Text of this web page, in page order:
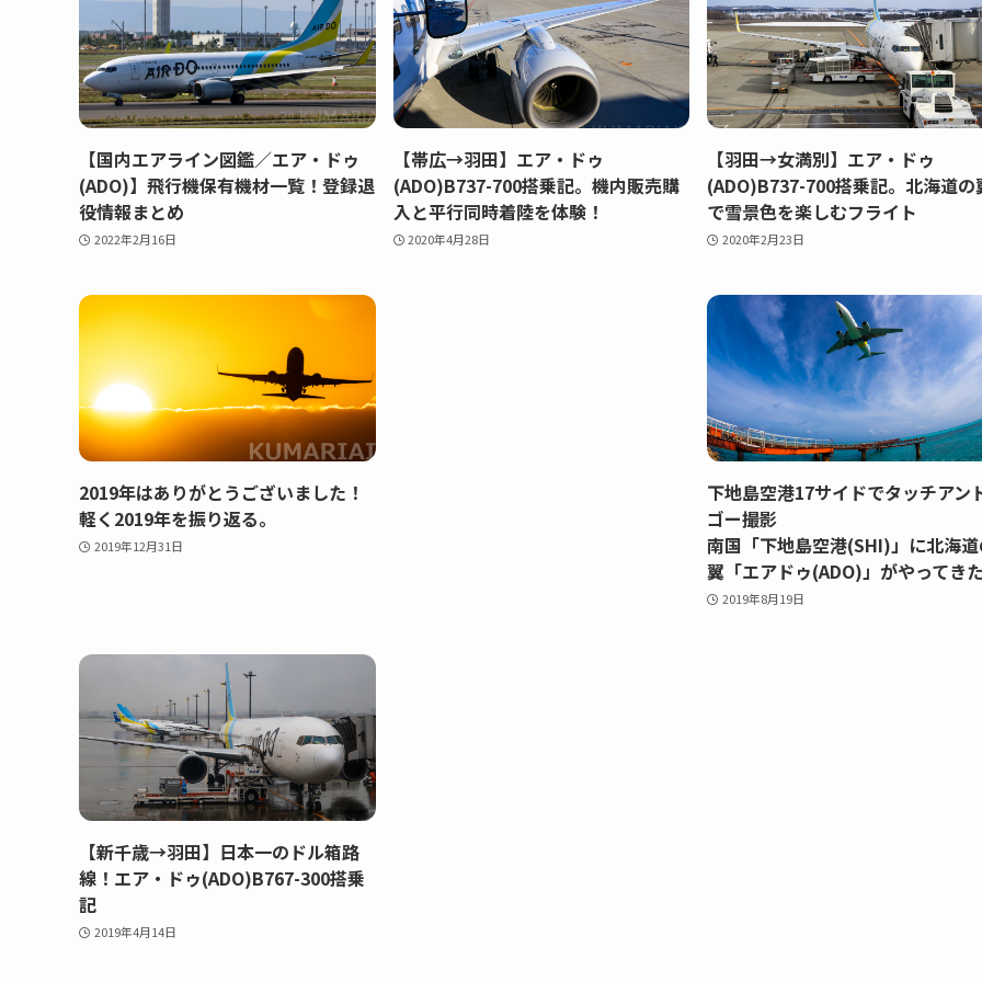
【国内エアライン図鑑／エア・ドゥ
(ADO)】飛行機保有機材一覧！登録退
役情報まとめ
2022年2月16日
【帯広→羽田】エア・ドゥ
(ADO)B737-700搭乗記。機内販売購
入と平行同時着陸を体験！
2020年4月28日
【羽田→女満別】エア・ドゥ
(ADO)B737-700搭乗記。北海道の
で雪景色を楽しむフライト
2020年2月23日
2019年はありがとうございました！
軽く2019年を振り返る。
2019年12月31日
下地島空港17サイドでタッチアン
ゴー撮影
南国「下地島空港(SHI)」に北海
翼「エアドゥ(ADO)」がやってきた
2019年8月19日
【新千歳→羽田】日本一のドル箱路
線！エア・ドゥ(ADO)B767-300搭乗
記
2019年4月14日